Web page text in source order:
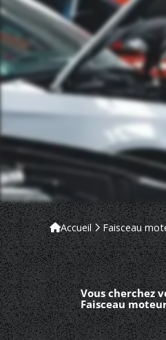
Accueil Faisceau
Vous cherchez
Faisceau